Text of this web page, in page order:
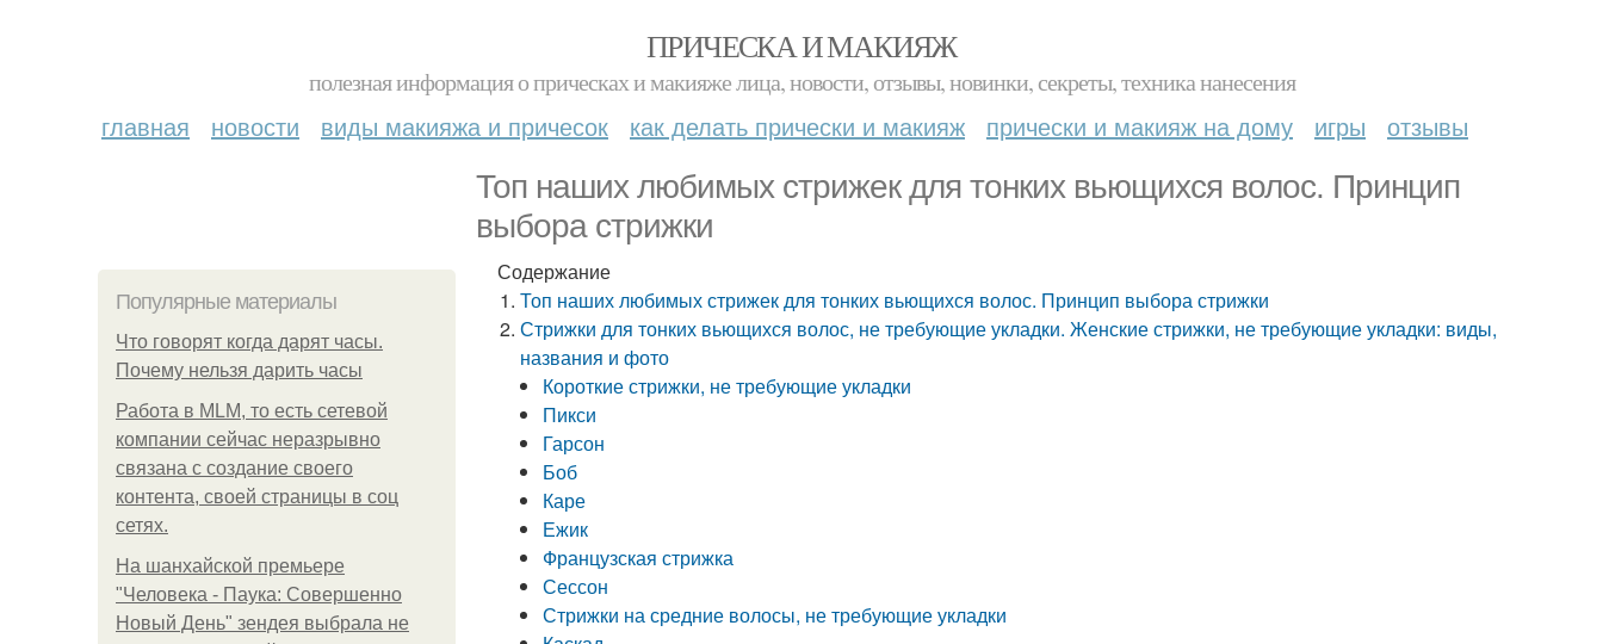
ПРИЧЕСКА И МАКИЯЖ
полезная информация о прическах и макияже лица, новости, отзывы, новинки, секреты, техника нанесения
главная новости виды макияжа и причесок как делать прически и макияж прически и макияж на дому игры отзывы
Топ наших любимых стрижек для тонких вьющихся волос. Принцип
выбора стрижки
Популярные материалы
Что говорят когда дарят часы.
Почему нельзя дарить часы
Работа в MLM, то есть сетевой
компании сейчас неразрывно
связана с создание своего
контента, своей страницы в соц
сетях.
На шанхайской премьере
"Человека - Паука: Совершенно
Новый День" зендея выбрала не
Содержание
Топ наших любимых стрижек для тонких вьющихся волос. Принцип выбора стрижки
Стрижки для тонких вьющихся волос, не требующие укладки. Женские стрижки, не требующие укладки: виды,
названия и фото
Короткие стрижки, не требующие укладки
Пикси
Гарсон
Боб
Каре
Ежик
Французская стрижка
Сессон
Стрижки на средние волосы, не требующие укладки